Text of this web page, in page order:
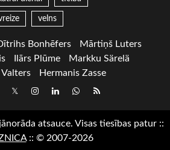
velns
Bonhēfers
Mārtiņš Luters
Ilārs Plūme
Markku Särelä
Valters
Hermanis Zasse
TwitterInstagram
LinkedInwhatsapp
RSS
jānorāda atsauce. Visas tiesības patur ::
:: © 2007-2026